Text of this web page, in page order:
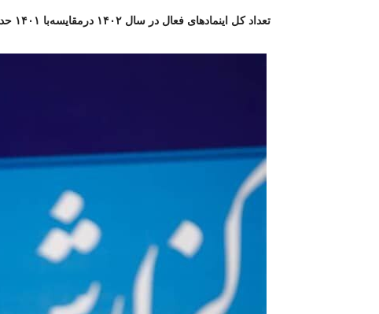
تعداد کل اینمادهای فعال در سال ۱۴۰۲ درمقایسه‌با ۱۴۰۱ حدود ۴۷ درصد رشد کرده است